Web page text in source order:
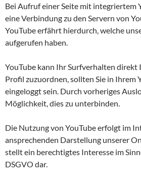
Bei Aufruf einer Seite mit integriertem
eine Verbindung zu den Servern von
YouTube erfährt hierdurch, welche
aufgerufen haben.
YouTube kann Ihr Surfverhalten direkt
Profil zuzuordnen, sollten Sie in Ihrem
eingeloggt sein. Durch vorheriges
Möglichkeit, dies zu unterbinden.
Die Nutzung von YouTube erfolgt im
ansprechenden Darstellung unserer
stellt ein berechtigtes Interesse im
DSGVO dar.